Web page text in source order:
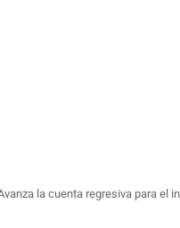
la cuenta regresiva para el